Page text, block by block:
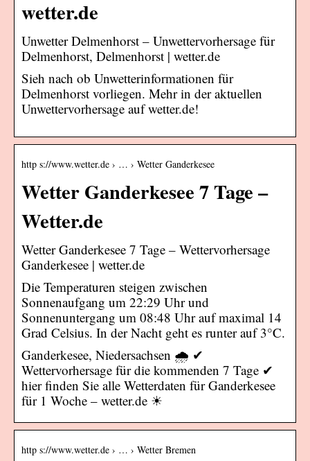
wetter.de
Unwetter Delmenhorst – Unwettervorhersage für
Delmenhorst, Delmenhorst | wetter.de
Sieh nach ob Unwetterinformationen für
Delmenhorst vorliegen. Mehr in der aktuellen
Unwettervorhersage auf wetter.de!
http s://www.wetter.de › … › Wetter Ganderkesee
Wetter Ganderkesee 7 Tage –
Wetter.de
Wetter Ganderkesee 7 Tage – Wettervorhersage
Ganderkesee | wetter.de
Die Temperaturen steigen zwischen
Sonnenaufgang um 22:29 Uhr und
Sonnenuntergang um 08:48 Uhr auf maximal 14
Grad Celsius. In der Nacht geht es runter auf 3°C.
Ganderkesee, Niedersachsen 🌧️ ✔
Wettervorhersage für die kommenden 7 Tage ✔
hier finden Sie alle Wetterdaten für Ganderkesee
für 1 Woche – wetter.de ☀
http s://www.wetter.de › … › Wetter Bremen